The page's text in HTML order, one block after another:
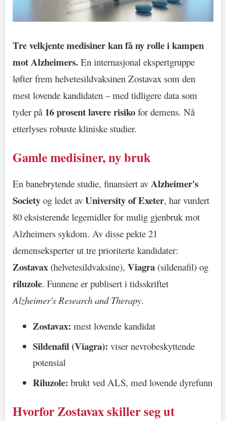
Tre velkjente medisiner kan få ny rolle i kampen
mot Alzheimers. En internasjonal ekspertgruppe
løfter frem helvetesildvaksinen Zostavax som den
mest lovende kandidaten – med tidligere data som
tyder på 16 prosent lavere risiko for demens. Nå
etterlyses robuste kliniske studier.
Gamle medisiner, ny bruk
En banebrytende studie, finansiert av Alzheimer's
Society og ledet av University of Exeter, har vurdert
80 eksisterende legemidler for mulig gjenbruk mot
Alzheimers sykdom. Av disse pekte 21
demenseksperter ut tre prioriterte kandidater:
Zostavax (helvetesildvaksine), Viagra (sildenafil) og
riluzole. Funnene er publisert i tidsskriftet
Alzheimer's Research and Therapy.
Zostavax: mest lovende kandidat
Sildenafil (Viagra): viser nevrobeskyttende
potensial
Riluzole: brukt ved ALS, med lovende dyrefunn
Hvorfor Zostavax skiller seg ut